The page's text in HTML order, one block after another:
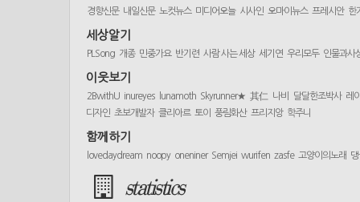
경향신문 내일신문 노컷뉴스 미디어오늘 시사인 오마이뉴스 프레시안 한
세상알기
PLSong 개종 민중가요 반기련 사람 사는 세상 세기연 우리모두 인물과사
이웃보기
2BwithU inureyes lunamoth Skyrunner★ 其仁 나비 달달한조박사 레
디자인 초보개발자 클리아르 토이 풍림화산 프리지앙 학주니
함께하기
lovedaydream noopy oneniner Semjei wurifen zasfe 고양이의노래
statistics